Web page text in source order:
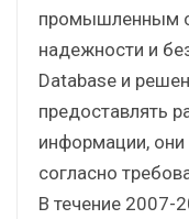
промышленным
надежности и
Database и
предоставлять
информации,
согласно
В течение 2007-